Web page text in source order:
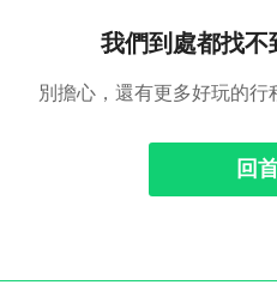
我們到處都找
別擔心，還有更多好玩的行
回